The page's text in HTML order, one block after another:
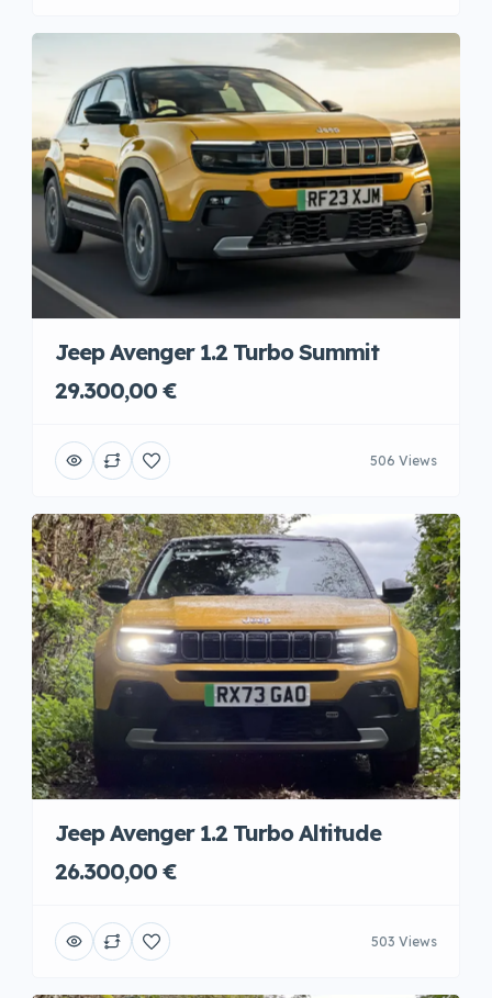
Jeep Avenger 1.2 Turbo Summit
29.300,00 €
506 Views
Jeep Avenger 1.2 Turbo Altitude
26.300,00 €
503 Views